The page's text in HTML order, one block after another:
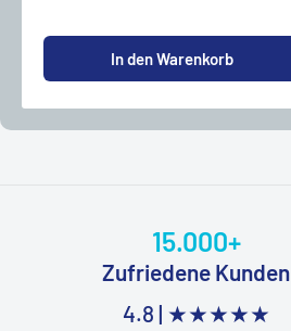
In den Warenkorb
15.000+
Zufriedene Kunden
4.8 | ★★★★★